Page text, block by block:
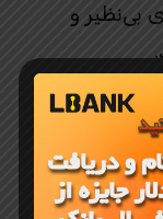
بی‌نظیر و